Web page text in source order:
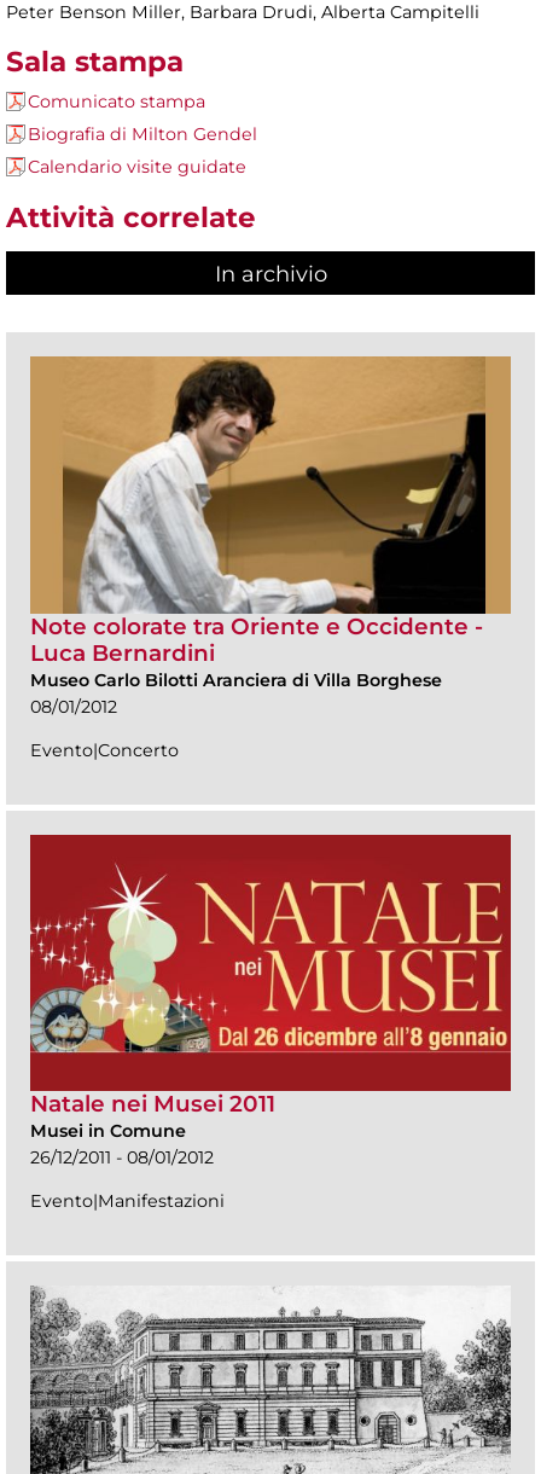
Peter Benson Miller, Barbara Drudi, Alberta Campitelli
Sala stampa
Comunicato stampa
Biografia di Milton Gendel
Calendario visite guidate
Attività correlate
In archivio
Note colorate tra Oriente e Occidente -
Luca Bernardini
Museo Carlo Bilotti Aranciera di Villa Borghese
08/01/2012
Evento|Concerto
Natale nei Musei 2011
Musei in Comune
26/12/2011 - 08/01/2012
Evento|Manifestazioni